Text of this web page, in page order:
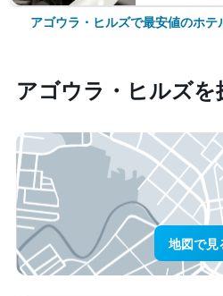
アゴウラ・ヒルズで最安値のホテ
アゴウラ・ヒルズ​を
地図で見